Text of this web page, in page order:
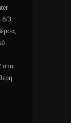
8/3:
στο